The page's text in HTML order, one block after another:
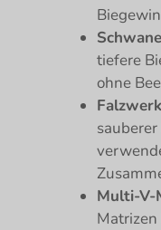
tiefere
ohne
Multi-V-